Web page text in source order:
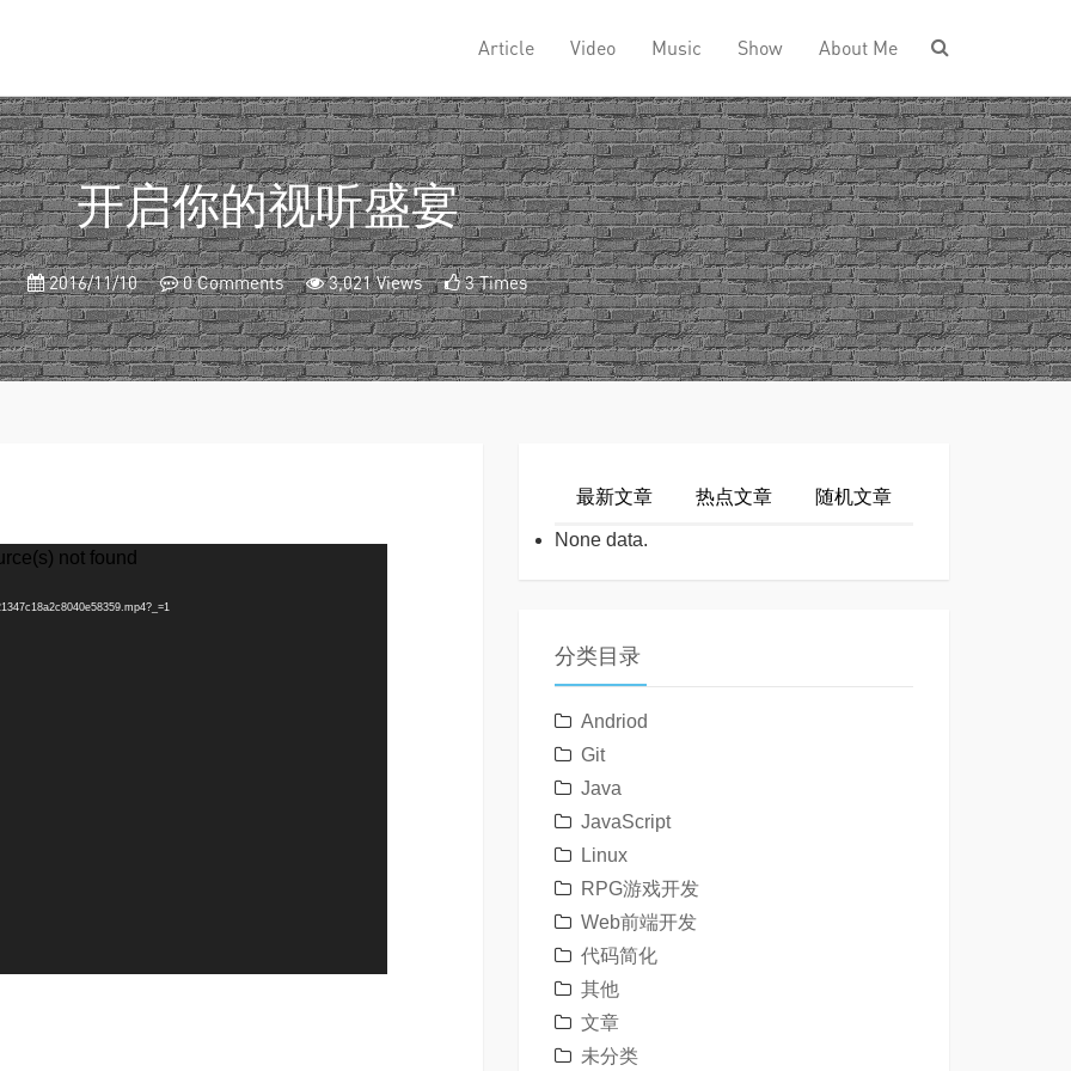
Article Video Music Show About Me
开启你的视听盛宴
2016/11/10 0 Comments 3,021 Views 3 Times
not found
最新文章 热点文章 随机文章
None data.
分类目录
Andriod
Git
Java
JavaScript
Linux
RPG游戏开发
Web前端开发
代码简化
其他
文章
未分类